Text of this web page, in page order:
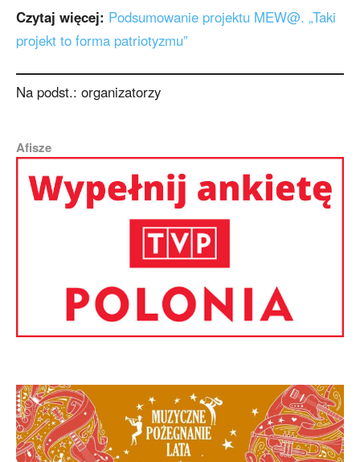
Czytaj więcej: Podsumowanie projektu MEW@. „Taki
projekt to forma patriotyzmu”
Na podst.: organizatorzy
Afisze